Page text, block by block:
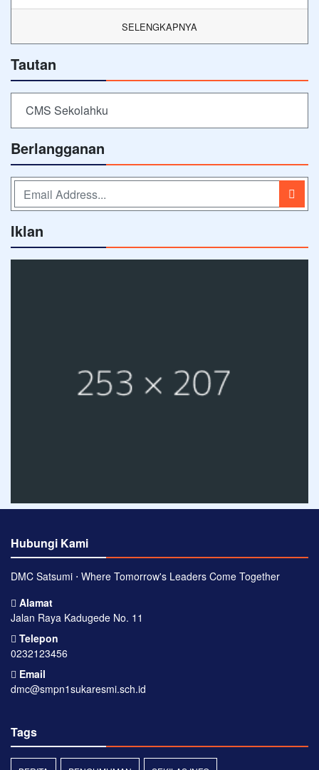
SELENGKAPNYA
Tautan
CMS Sekolahku
Berlangganan
Iklan
Hubungi Kami
DMC Satsumi ⋅ Where Tomorrow's Leaders Come Together
Alamat
Jalan Raya Kadugede No. 11
Telepon
0232123456
Email
dmc@smpn1sukaresmi.sch.id
Tags